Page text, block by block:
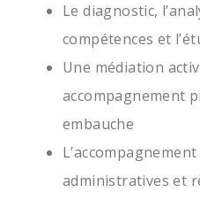
Le diagnostic,
compétences et
Une médiation
accompagnement
embauche
administratives et